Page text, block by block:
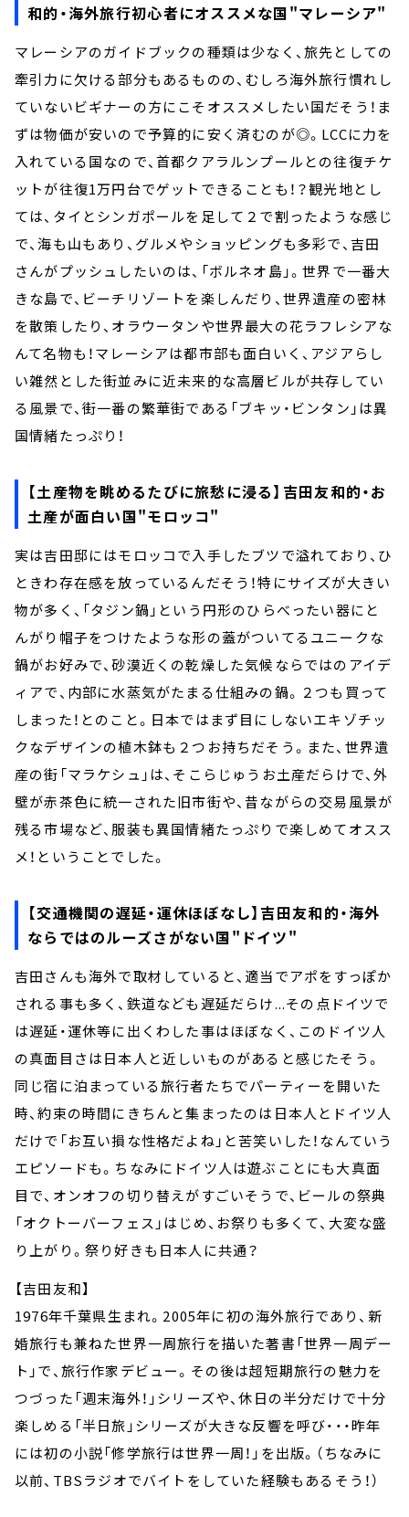
和的・海外旅行初心者にオススメな国"マレーシア"
マレーシアのガイドブックの種類は少なく、旅先としての
牽引力に欠ける部分もあるものの、むしろ海外旅行慣れし
ていないビギナーの方にこそオススメしたい国だそう！ま
ずは物価が安いので予算的に安く済むのが◎。LCCに力を
入れている国なので、首都クアラルンプールとの往復チケ
ットが往復1万円台でゲットできることも！？観光地とし
ては、タイとシンガポールを足して２で割ったような感じ
で、海も山もあり、グルメやショッピングも多彩で、吉田
さんがプッシュしたいのは、「ボルネオ島」。世界で一番大
きな島で、ビーチリゾートを楽しんだり、世界遺産の密林
を散策したり、オラウータンや世界最大の花ラフレシアな
んて名物も！マレーシアは都市部も面白いく、アジアらし
い雑然とした街並みに近未来的な高層ビルが共存してい
る風景で、街一番の繁華街である「ブキッ・ビンタン」は異
国情緒たっぷり！
【土産物を眺めるたびに旅愁に浸る】吉田友和的・お
土産が面白い国"モロッコ"
実は吉田邸にはモロッコで入手したブツで溢れており、ひ
ときわ存在感を放っているんだそう！特にサイズが大きい
物が多く、「タジン鍋」という円形のひらべったい器にと
んがり帽子をつけたような形の蓋がついてるユニークな
鍋がお好みで、砂漠近くの乾燥した気候ならではのアイデ
ィアで、内部に水蒸気がたまる仕組みの鍋。２つも買って
しまった！とのこと。日本ではまず目にしないエキゾチッ
クなデザインの植木鉢も２つお持ちだそう。また、世界遺
産の街「マラケシュ」は、そこらじゅうお土産だらけで、外
壁が赤茶色に統一された旧市街や、昔ながらの交易風景が
残る市場など、服装も異国情緒たっぷりで楽しめてオスス
メ！ということでした。
【交通機関の遅延・運休ほぼなし】吉田友和的・海外
ならではのルーズさがない国"ドイツ"
吉田さんも海外で取材していると、適当でアポをすっぽか
される事も多く、鉄道なども遅延だらけ...その点ドイツで
は遅延・運休等に出くわした事はほぼなく、このドイツ人
の真面目さは日本人と近しいものがあると感じたそう。
同じ宿に泊まっている旅行者たちでパーティーを開いた
時、約束の時間にきちんと集まったのは日本人とドイツ人
だけで「お互い損な性格だよね」と苦笑いした！なんていう
エピソードも。ちなみにドイツ人は遊ぶことにも大真面
目で、オンオフの切り替えがすごいそうで、ビールの祭典
「オクトーバーフェス」はじめ、お祭りも多くて、大変な盛
り上がり。祭り好きも日本人に共通？
【吉田友和】
1976年千葉県生まれ。2005年に初の海外旅行であり、新
婚旅行も兼ねた世界一周旅行を描いた著書「世界一周デー
ト」で、旅行作家デビュー。その後は超短期旅行の魅力を
つづった「週末海外！」シリーズや、休日の半分だけで十分
楽しめる「半日旅」シリーズが大きな反響を呼び・・・昨年
には初の小説「修学旅行は世界一周！」を出版。（ちなみに
以前、TBSラジオでバイトをしていた経験もあるそう！）